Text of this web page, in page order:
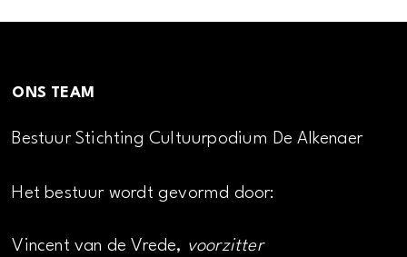
ONS TEAM
Bestuur Stichting Cultuurpodium De Alkenaer
Het bestuur wordt gevormd door:
Vincent van de Vrede, voorzitter